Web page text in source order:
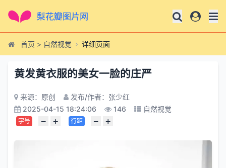
首页 > 自然视觉 详细页面
黄发黄衣服的美女一脸的庄严
来源：原创
发布/作者：张少红
2025-04-15 18:24:06
146 自然视觉
字号 − + 行距 − +